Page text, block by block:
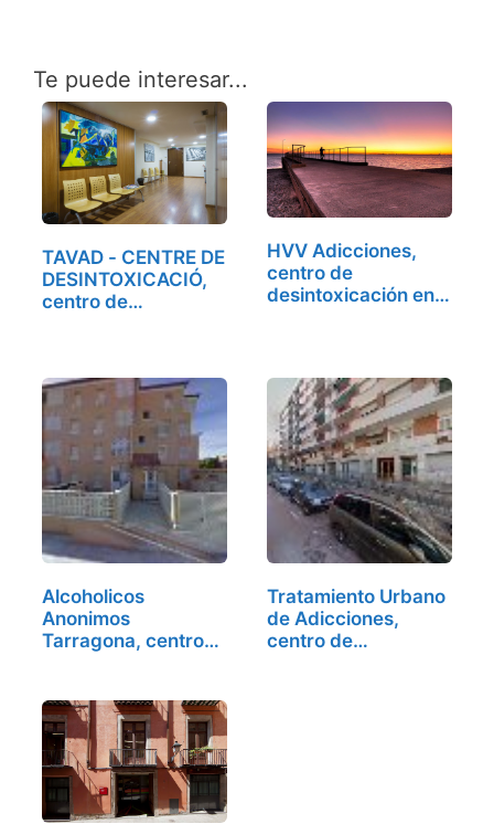
Te puede interesar...
TAVAD - CENTRE DE
DESINTOXICACIÓ,
centro de…
HVV Adicciones,
centro de
desintoxicación en
Alcoholicos
Anonimos
Tarragona, centro
Tratamiento Urbano
de Adicciones,
centro de…